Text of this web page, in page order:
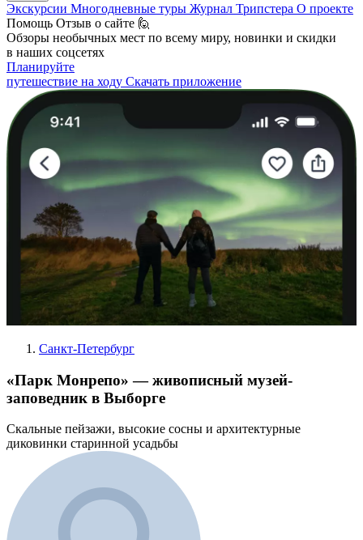
Экскурсии Многодневные туры Журнал Трипстера О проекте
Помощь Отзыв о сайте 🙋
Обзоры необычных мест по всему миру, новинки и скидки
в наших соцсетях
Планируйте
путешествие на ходу Скачать приложение
Санкт-Петербург
«Парк Монрепо» — живописный музей-
заповедник в Выборге
Скальные пейзажи, высокие сосны и архитектурные
диковинки старинной усадьбы